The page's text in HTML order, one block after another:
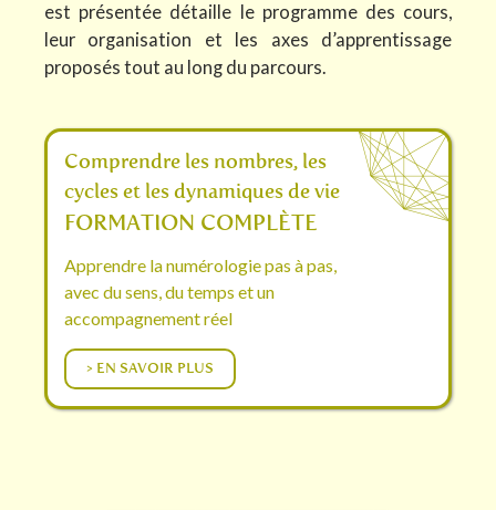
est présentée détaille le programme des cours,
leur organisation et les axes d’apprentissage
proposés tout au long du parcours.
Comprendre les nombres, les
cycles et les dynamiques de vie
FORMATION COMPLÈTE
Apprendre la numérologie pas à pas,
avec du sens, du temps et un
accompagnement réel
> EN SAVOIR PLUS